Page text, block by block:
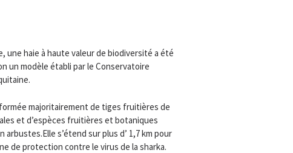
une haie à haute valeur de biodiversité a été
un modèle établi par le Conservatoire
majoritairement de tiges fruitières de
et d’espèces fruitières et botaniques
arbustes.Elle s’étend sur plus d’ 1,7 km pour
de protection contre le virus de la sharka.